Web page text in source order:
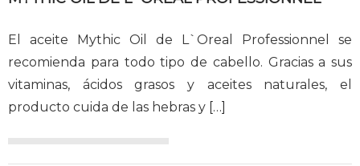
El aceite Mythic Oil de L`Oreal Professionnel se
recomienda para todo tipo de cabello. Gracias a sus
vitaminas, ácidos grasos y aceites naturales, el
producto cuida de las hebras y […]